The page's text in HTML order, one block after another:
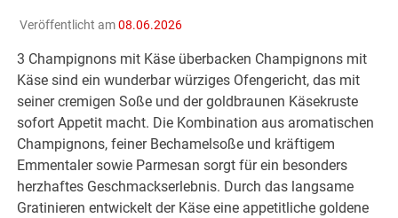
Veröffentlicht am08.06.2026
3 Champignons mit Käse überbacken Champignons mit
Käse sind ein wunderbar würziges Ofengericht, das mit
seiner cremigen Soße und der goldbraunen Käsekruste
sofort Appetit macht. Die Kombination aus aromatischen
Champignons, feiner Bechamelsoße und kräftigem
Emmentaler sowie Parmesan sorgt für ein besonders
herzhaftes Geschmackserlebnis. Durch das langsame
Gratinieren entwickelt der Käse eine appetitliche goldene